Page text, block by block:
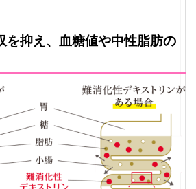
を抑え、血糖値や中性脂肪の